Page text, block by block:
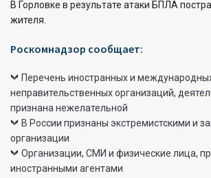
В Горловке в результате атаки БПЛА
жителя.
Роскомнадзор сообщает:
Перечень иностранных и
неправительственных организаций,
признана нежелательной
В России признаны экстремистскими и
организации
Организации, СМИ и физические лица,
иностранными агентами